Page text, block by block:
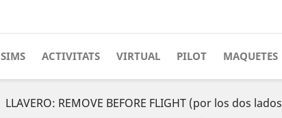
SIMS ACTIVITATS VIRTUAL PILOT MAQUETES
LLAVERO: REMOVE BEFORE FLIGHT (por los dos